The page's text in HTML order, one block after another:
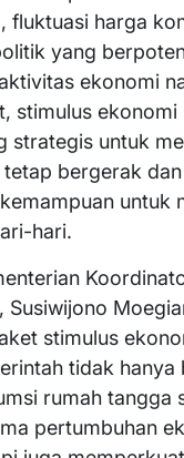
fluktuasi harga
yang
ekonomi
stimulus ekonomi
strategis untuk
bergerak
untuk
hari.
Susiwijono
stimulus
tidak hanya
rumah tangga
pertumbuhan